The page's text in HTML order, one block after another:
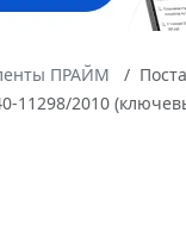
ПРАЙМ
11298/2010